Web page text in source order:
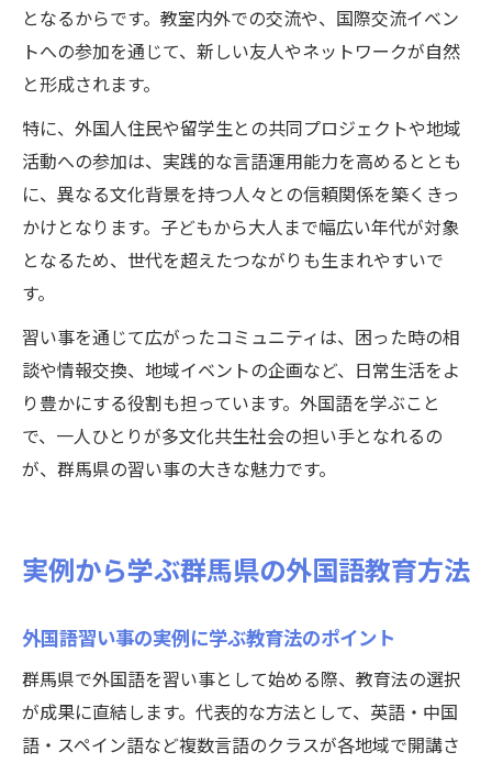
となるからです。教室内外での交流や、国際交流イベン
トへの参加を通じて、新しい友人やネットワークが自然
と形成されます。
特に、外国人住民や留学生との共同プロジェクトや地域
活動への参加は、実践的な言語運用能力を高めるととも
に、異なる文化背景を持つ人々との信頼関係を築くきっ
かけとなります。子どもから大人まで幅広い年代が対象
となるため、世代を超えたつながりも生まれやすいで
す。
習い事を通じて広がったコミュニティは、困った時の相
談や情報交換、地域イベントの企画など、日常生活をよ
り豊かにする役割も担っています。外国語を学ぶこと
で、一人ひとりが多文化共生社会の担い手となれるの
が、群馬県の習い事の大きな魅力です。
実例から学ぶ群馬県の外国語教育方法
外国語習い事の実例に学ぶ教育法のポイント
群馬県で外国語を習い事として始める際、教育法の選択
が成果に直結します。代表的な方法として、英語・中国
語・スペイン語など複数言語のクラスが各地域で開講さ